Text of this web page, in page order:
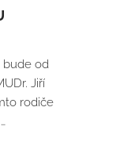
bude od
Jiří
rodiče